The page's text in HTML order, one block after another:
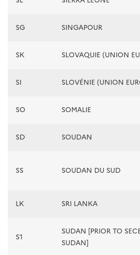
SG SINGAPOUR
SK SLOVAQUIE (UNION
SI SLOVÉNIE (UNION
SO SOMALIE
SD SOUDAN
SS SOUDAN DU SUD
LK SRI LANKA
S1
SUDAN [PRIOR TO
SUDAN]